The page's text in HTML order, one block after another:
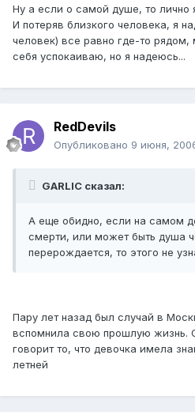
Ну а если о самой душе, то лично
И потеряв близкого человека, я
человек) все равно где-то
себя успокаиваю, но я надеюсь...
RedDevils
Опубликовано 9 июня,
GARLIC сказал:
А еще обидно, если на самом
смерти, или может быть душа
перерождается, то этого не
Пару лет назад был случай в
вспомнила свою прошлую жизнь.
говорит то, что девочка имела
летней